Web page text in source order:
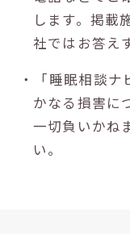
します。掲載
社ではお答え
・「睡眠相談
かなる損害に
一切負いかね
い。